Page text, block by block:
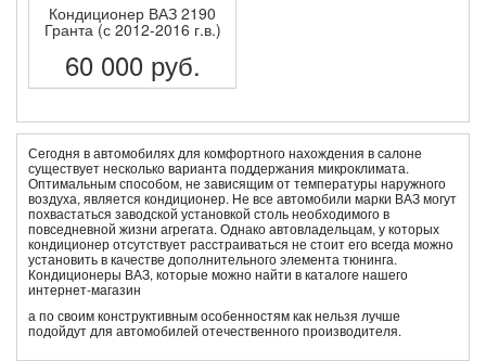
Кондиционер ВАЗ 2190
Гранта (с 2012-2016 г.в.)
60 000 руб.
ПОДРОБНЕЕ
Сегодня в автомобилях для комфортного нахождения в салоне
существует несколько варианта поддержания микроклимата.
Оптимальным способом, не зависящим от температуры наружного
воздуха, является кондиционер. Не все автомобили марки ВАЗ могут
похвастаться заводской установкой столь необходимого в
повседневной жизни агрегата. Однако автовладельцам, у которых
кондиционер отсутствует расстраиваться не стоит его всегда можно
установить в качестве дополнительного элемента тюнинга.
Кондиционеры ВАЗ, которые можно найти в каталоге нашего
интернет-магазин
а по своим конструктивным особенностям как нельзя лучше
подойдут для автомобилей отечественного производителя.